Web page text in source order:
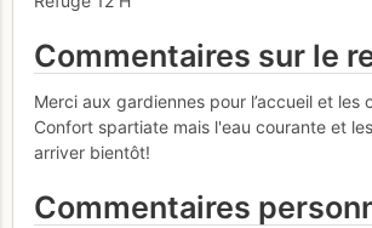
Commentaires sur le
Merci aux gardiennes pour l’accueil et les
Confort spartiate mais l'eau courante et
arriver bientôt!
Commentaires